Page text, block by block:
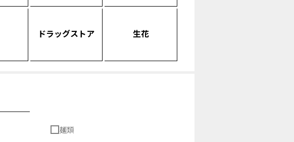
ドラッグストア 生花
麺類